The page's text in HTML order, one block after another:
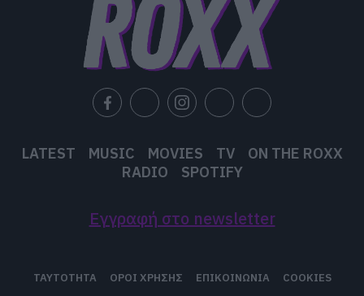
LATEST MUSIC MOVIES TV
ON THE ROXX
RADIO
SPOTIFY
Εγγραφή στο newsletter
ΤΑΥΤΟΤΗΤΑ ΟΡΟΙ ΧΡΗΣΗΣ ΕΠΙΚΟΙΝΩΝΙΑ COOKIES